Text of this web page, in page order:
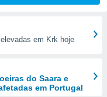
em Krk hoje
do Saara e
em Portugal